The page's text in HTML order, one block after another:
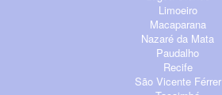
Limoeiro
Macaparana
Nazaré da Mata
Paudalho
Recife
São Vicente Férrer